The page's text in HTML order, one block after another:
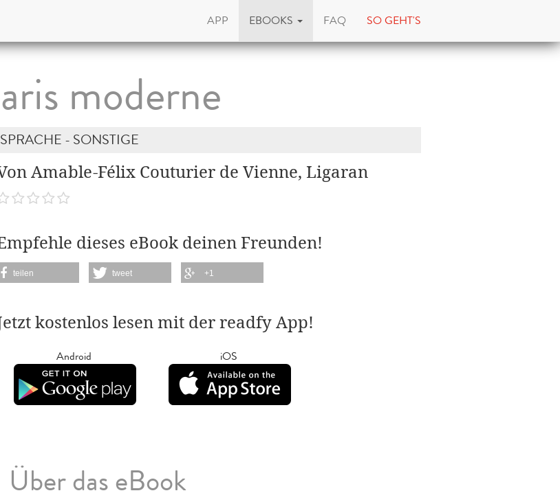
APP EBOOKS FAQ SO GEHT'S
moderne
SPRACHE - SONSTIGE
Amable-Félix Couturier de Vienne, Ligaran
dieses eBook deinen Freunden!
teilen tweet +1
kostenlos lesen mit der readfy App!
Android iOS
Über das eBook